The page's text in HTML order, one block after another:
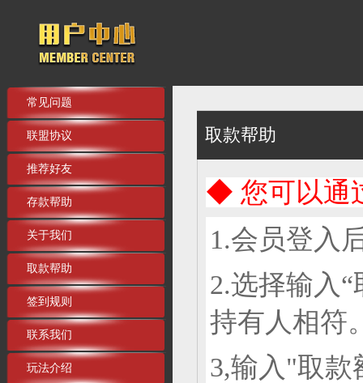
常见问题
联盟协议
推荐好友
存款帮助
关于我们
取款帮助
签到规则
联系我们
玩法介绍
取款帮助
◆ 您可以通
1.会员登入
2.选择输入“
持有人相符
3,输入"取款